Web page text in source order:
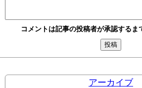
コメントは記事の投稿者が承認するま
アーカイブ